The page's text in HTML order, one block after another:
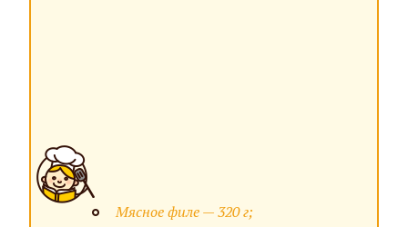
Мясное филе — 320 г;